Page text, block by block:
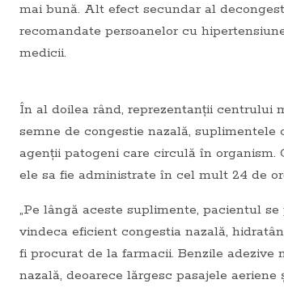
mai bună. Alt efect secundar al
recomandate persoanelor cu
medicii.
În al doilea rând, reprezentanţii centrului
semne de congestie nazală,
agenţii patogeni care circulă în
ele sa fie administrate în cel mult 24 de
„Pe lângă aceste suplimente, pacientul
vindeca eficient congestia nazală,
fi procurat de la farmacii. Benzile
nazală, deoarece lărgesc pasajele